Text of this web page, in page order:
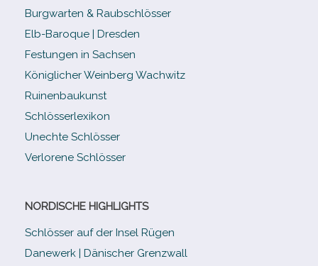
Burgwarten & Raubschlösser
Elb-​Baroque | Dresden
Festungen in Sachsen
Königlicher Weinberg Wachwitz
Ruinenbaukunst
Schlösserlexikon
Unechte Schlösser
Verlorene Schlösser
NORDISCHE HIGHLIGHTS
Schlösser auf der Insel Rügen
Danewerk | Dänischer Grenzwall